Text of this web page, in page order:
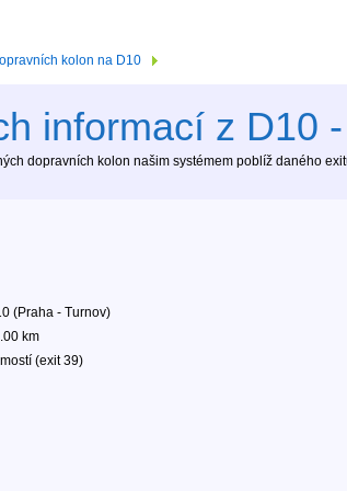
kolon na D10
informací z D10
dopravních kolon našim systémem poblíž daného
(Praha - Turnov)
km
(exit 39)